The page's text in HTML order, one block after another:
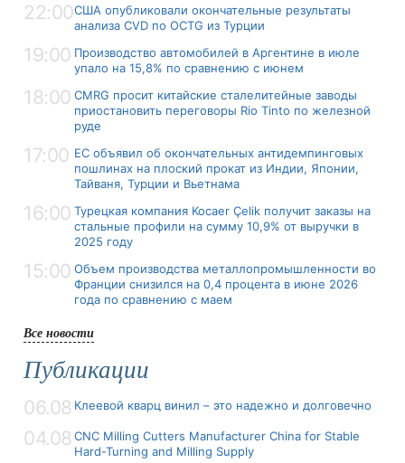
22:00США опубликовали окончательные результаты
анализа CVD по OCTG из Турции
19:00 Производство автомобилей в Аргентине в июле
упало на 15,8% по сравнению с июнем
18:00 CMRG просит китайские сталелитейные заводы
приостановить переговоры Rio Tinto по железной
руде
17:00 ЕС объявил об окончательных антидемпинговых
пошлинах на плоский прокат из Индии, Японии,
Тайваня, Турции и Вьетнама
16:00 Турецкая компания Kocaer Çelik получит заказы на
стальные профили на сумму 10,9% от выручки в
2025 году
15:00 Объем производства металлопромышленности во
Франции снизился на 0,4 процента в июне 2026
года по сравнению с маем
Все новости
Публикации
06.08 Клеевой кварц винил – это надежно и долговечно
04.08 CNC Milling Cutters Manufacturer China for Stable
Hard-Turning and Milling Supply